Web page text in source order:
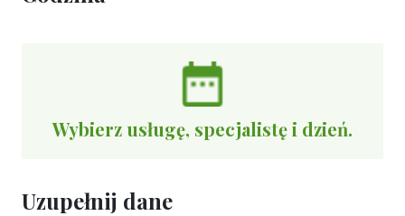
Wybierz usługę, specjalistę i dzień.
Uzupełnij dane